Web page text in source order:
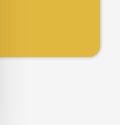
patients suivent
passent même